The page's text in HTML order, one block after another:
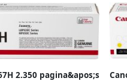
2.350 pagina&apos;s